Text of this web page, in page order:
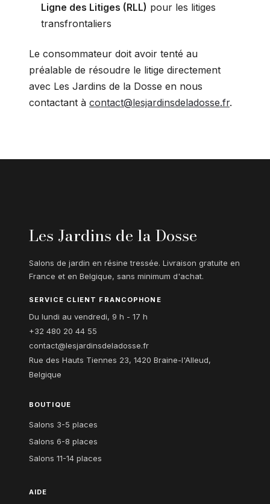
Ligne des Litiges (RLL) pour les litiges
transfrontaliers
Le consommateur doit avoir tenté au
préalable de résoudre le litige directement
avec Les Jardins de la Dosse en nous
contactant à contact@lesjardinsdeladosse.fr.
Les Jardins de la Dosse
Salons de jardin en résine tressée. Livraison gratuite en
France et en Belgique, sans minimum d'achat.
SERVICE CLIENT FRANCOPHONE
Du lundi au vendredi, 9 h - 17 h
+32 480 20 44 55
contact@lesjardinsdeladosse.fr
Rue des Hauts Tiennes 23, 1420 Braine-l'Alleud,
Belgique
BOUTIQUE
Salons 3-5 places
Salons 6-8 places
Salons 11-14 places
AIDE